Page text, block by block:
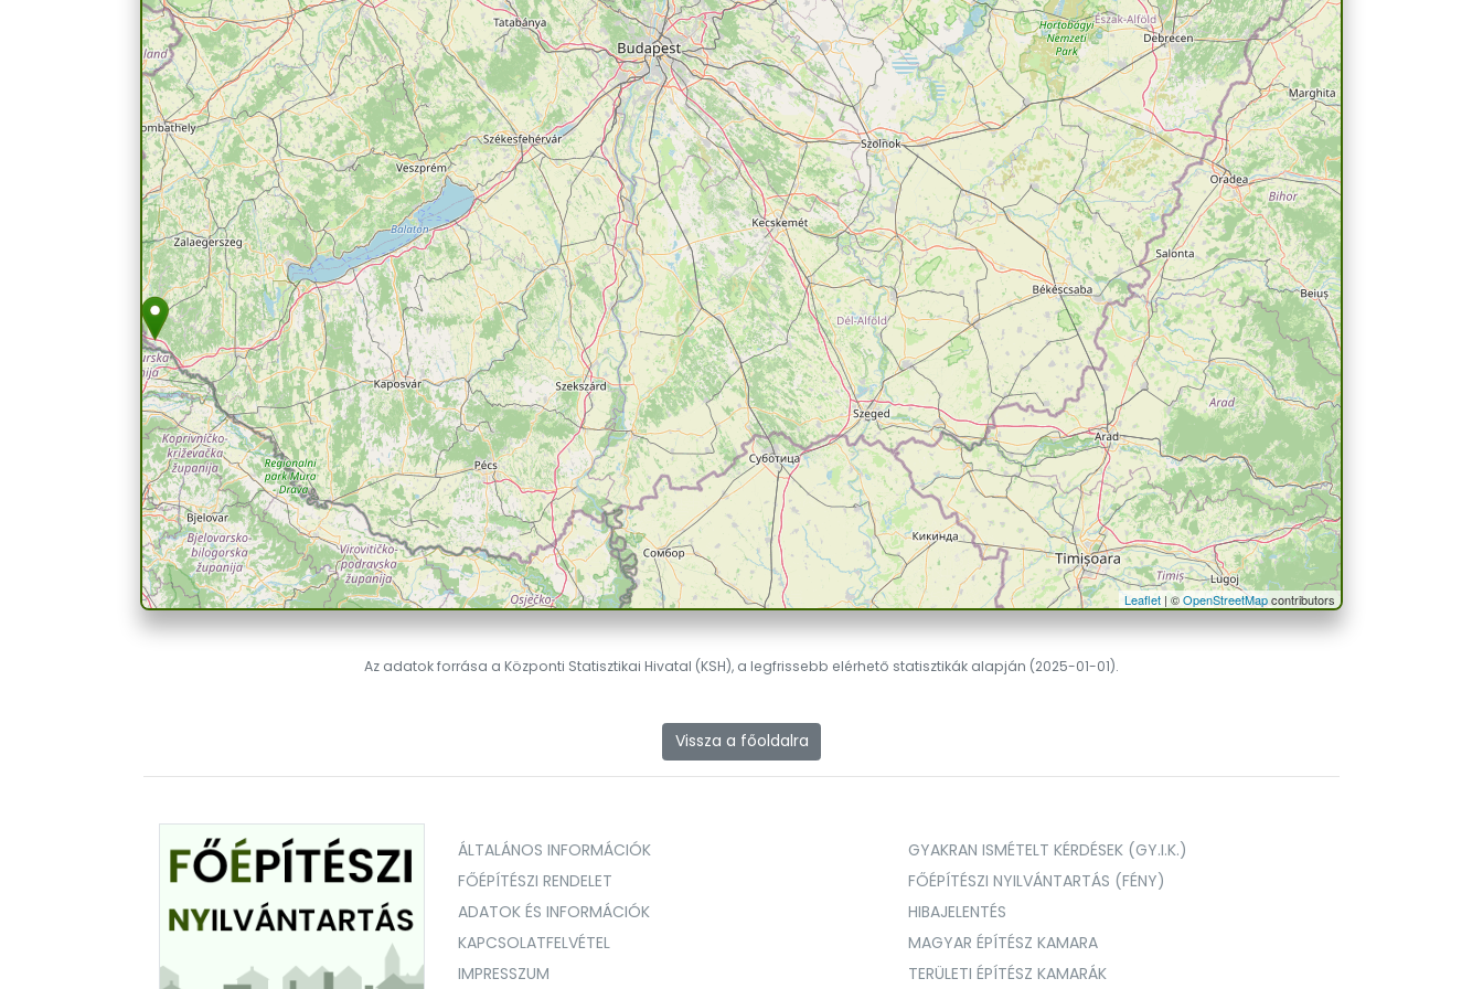
Leaflet | ©OpenStreetMapcontributors
Az adatok forrása a Központi Statisztikai Hivatal (KSH), a legfrissebb elérhető statisztikák alapján (2025-01-01).
Vissza a főoldalra
ÁLTALÁNOS INFORMÁCIÓK
GYAKRAN ISMÉTELT KÉRDÉSEK (GY.I.K.)
FŐÉPÍTÉSZI RENDELET
FŐÉPÍTÉSZI NYILVÁNTARTÁS (FÉNY)
ADATOK ÉS INFORMÁCIÓK
HIBAJELENTÉS
KAPCSOLATFELVÉTEL
MAGYAR ÉPÍTÉSZ KAMARA
IMPRESSZUM
TERÜLETI ÉPÍTÉSZ KAMARÁK